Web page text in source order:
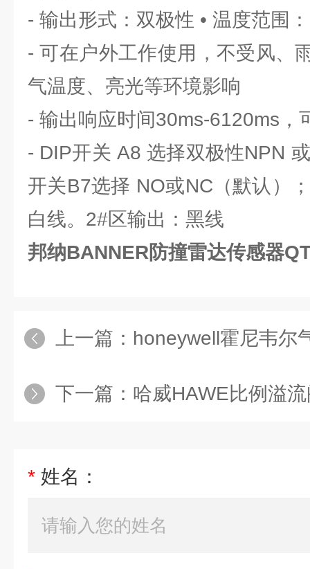
- 输出形式：双极性 • 温度范围
- 可在户外工作使用，不受风、
气温度、亮光等环境影响
- 输出响应时间30ms-6120ms，
- DIP开关 A8 选择双极性NPN
开关B7选择 NO或NC（默认）
白线。2#区输出：黑线
邦纳BANNER防撞雷达传感器
上一篇： honeywell霍尼韦尔气
下一篇： 哈威HAWE比例溢流阀
* 姓名：